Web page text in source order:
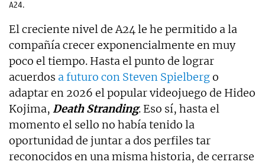
A24.
El creciente nivel de A24 le he permitido a la
compañía crecer exponencialmente en muy
poco el tiempo. Hasta el punto de lograr
acuerdos a futuro con Steven Spielbergo
adaptar en 2026 el popular videojuego de Hideo
Kojima, Death Stranding. Eso sí, hasta el
momento el sello no había tenido la
oportunidad de juntar a dos perfiles tar
reconocidos en una misma historia, de cerrarse